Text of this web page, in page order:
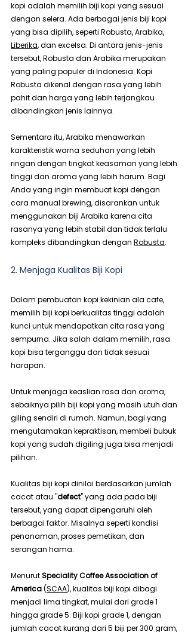
kopi adalah memilih biji kopi yang sesuai
dengan selera. Ada berbagai jenis biji kopi
yang bisa dipilih, seperti Robusta, Arabika,
Liberika, dan excelsa. Di antara jenis-jenis
tersebut, Robusta dan Arabika merupakan
yang paling populer di Indonesia. Kopi
Robusta dikenal dengan rasa yang lebih
pahit dan harga yang lebih terjangkau
dibandingkan jenis lainnya.
Sementara itu, Arabika menawarkan
karakteristik warna seduhan yang lebih
ringan dengan tingkat keasaman yang lebih
tinggi dan aroma yang lebih harum. Bagi
Anda yang ingin membuat kopi dengan
cara manual brewing, disarankan untuk
menggunakan biji Arabika karena cita
rasanya yang lebih stabil dan tidak terlalu
kompleks dibandingkan dengan Robusta.
2. Menjaga Kualitas Biji Kopi
Dalam pembuatan kopi kekinian ala cafe,
memilih biji kopi berkualitas tinggi adalah
kunci untuk mendapatkan cita rasa yang
sempurna. Jika salah dalam memilih, rasa
kopi bisa terganggu dan tidak sesuai
harapan.
Untuk menjaga keaslian rasa dan aroma,
sebaiknya pilih biji kopi yang masih utuh dan
giling sendiri di rumah. Namun, bagi yang
mengutamakan kepraktisan, membeli bubuk
kopi yang sudah digiling juga bisa menjadi
pilihan.
Kualitas biji kopi dinilai berdasarkan jumlah
cacat atau "defect" yang ada pada biji
tersebut, yang dapat dipengaruhi oleh
berbagai faktor. Misalnya seperti kondisi
penanaman, proses pemetikan, dan
serangan hama.
Menurut Speciality Coffee Association of
America (SCAA), kualitas biji kopi dibagi
menjadi lima tingkat, mulai dari grade 1
hingga grade 5. Biji kopi grade 1, dengan
jumlah cacat kurang dari 5 biji per 300 gram,